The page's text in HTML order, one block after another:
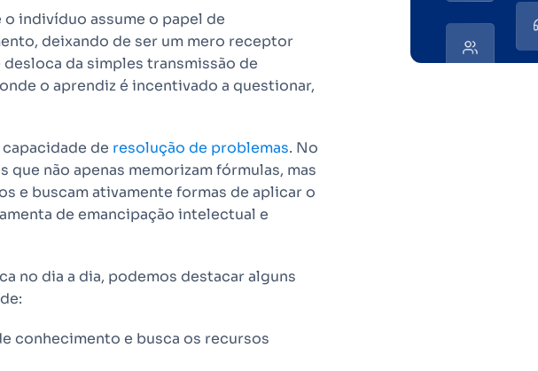
indivíduo assume o papel de
deixando de ser um mero receptor
da simples transmissão de
o aprendiz é incentivado a questionar,
de resolução de problemas. No
não apenas memorizam fórmulas, mas
e buscam ativamente formas de aplicar o
de emancipação intelectual e
no dia a dia, podemos destacar alguns
conhecimento e busca os recursos